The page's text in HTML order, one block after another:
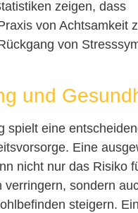
zeigen, dass
von Achtsamkeit
von
und
spielt eine
Eine
nicht nur das Risiko
verringern, sondern
steigern.